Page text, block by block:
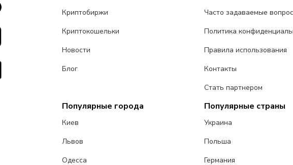
Криптобиржи
Криптокошельки
Новости
Блог
Часто задаваемые
Политика
Правила использования
Контакты
Стать партнером
Популярные города
Киев
Львов
Одесса
Популярные страны
Украина
Польша
Германия